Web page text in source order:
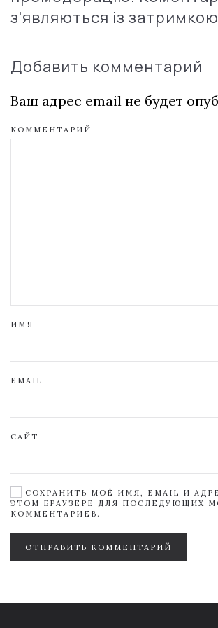
з'являються із затримкою
Добавить комментарий
Ваш адрес email не будет
КОММЕНТАРИЙ
ИМЯ
EMAIL
САЙТ
СОХРАНИТЬ МОЁ ИМЯ, EMAIL И
ЭТОМ БРАУЗЕРЕ ДЛЯ ПОСЛЕДУЮЩИХ
КОММЕНТАРИЕВ.
ОТПРАВИТЬ КОММЕНТАРИЙ